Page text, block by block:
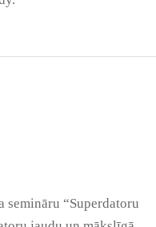
“Superdatoru